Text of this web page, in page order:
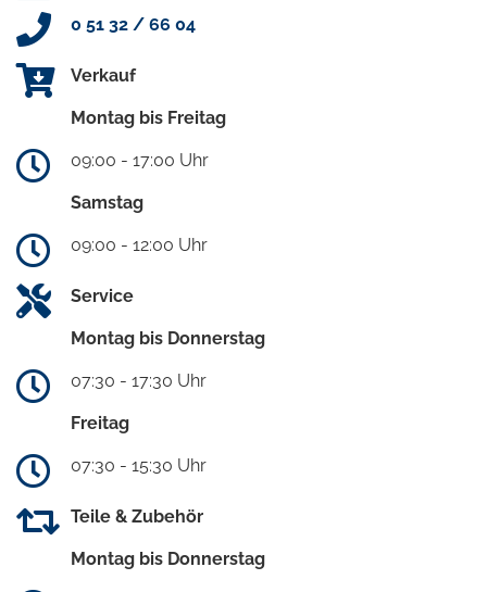
0 51 32 / 66 04
Verkauf
Montag bis Freitag
09:00 - 17:00 Uhr
Samstag
09:00 - 12:00 Uhr
Service
Montag bis Donnerstag
07:30 - 17:30 Uhr
Freitag
07:30 - 15:30 Uhr
Teile & Zubehör
Montag bis Donnerstag